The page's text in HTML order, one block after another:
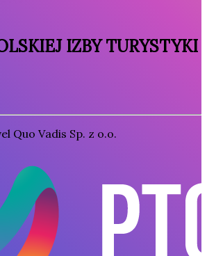
IZBY TURYSTYKI
Quo Vadis Sp. z o.o.